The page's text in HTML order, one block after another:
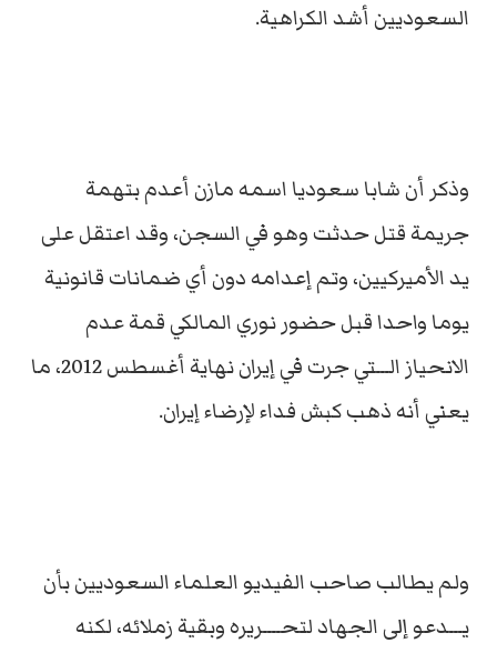
السعوديين أشد الكراهية.
وذكر أن شابا سعوديا اسمه مازن أعدم بتهمة
جريمة قتل حدثت وهو في السجن، وقد اعتقل على
يد الأميركيين، وتم إعدامه دون أي ضمانات قانونية
يوما واحدا قبل حضور نوري المالكي قمة عدم
الانحياز الـــتي جرت في إيران نهاية أغسطس 2012، ما
يعني أنه ذهب كبش فداء لإرضاء إيران.
ولم يطالب صاحب الفيديو العلماء السعوديين بأن
يـــدعو إلى الجهاد لتحــــريره وبقية زملائه، لكنه